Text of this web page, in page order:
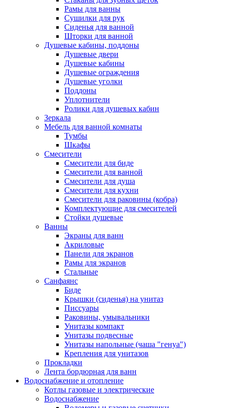
Рамы для ванны
Сушилки для рук
Сиденья для ванной
Шторки для ванной
Душевые кабины, поддоны
Душевые двери
Душевые кабины
Душевые ограждения
Душевые уголки
Поддоны
Уплотнители
Ролики для душевых кабин
Зеркала
Мебель для ванной комнаты
Тумбы
Шкафы
Смесители
Смесители для биде
Смесители для ванной
Смесители для душа
Смесители для кухни
Смесители для раковины (кобра)
Комплектующие для смесителей
Стойки душевые
Ванны
Экраны для ванн
Акриловые
Панели для экранов
Рамы для экранов
Стальные
Санфаянс
Биде
Крышки (сиденья) на унитаз
Писсуары
Раковины, умывальники
Унитазы компакт
Унитазы подвесные
Унитазы напольные (чаша "генуа")
Крепления для унитазов
Прокладки
Лента бордюрная для ванн
Водоснабжение и отопление
Котлы газовые и электрические
Водоснабжение